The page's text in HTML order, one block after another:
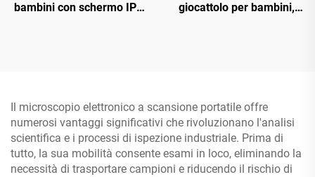
bambini con schermo IPS
giocattolo per bambini,
Il microscopio elettronico a scansione portatile offre
numerosi vantaggi significativi che rivoluzionano l'analisi
scientifica e i processi di ispezione industriale. Prima di
tutto, la sua mobilità consente esami in loco, eliminando la
necessità di trasportare campioni e riducendo il rischio di